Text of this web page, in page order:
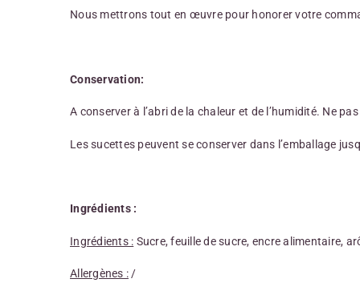
Nous mettrons tout en œuvre pour honorer votre
Conservation:
A conserver à l’abri de la chaleur et de l’humidité. Ne
Les sucettes peuvent se conserver dans l’emballage
Ingrédients :
Ingrédients : Sucre, feuille de sucre, encre alimentaire,
Allergènes : /